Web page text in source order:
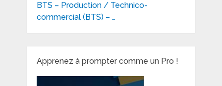
BTS – Production / Technico-
commercial (BTS) – …
Apprenez à prompter comme un Pro !